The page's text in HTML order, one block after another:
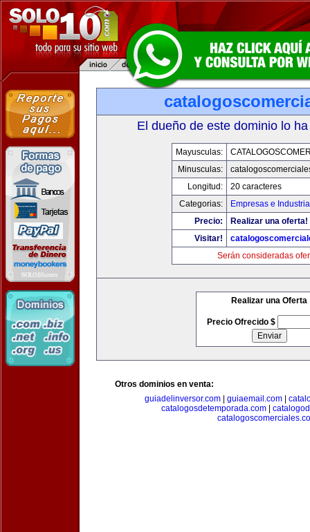
El dueño de este dominio lo
Mayusculas:
Minusculas:
Longitud:
20 caracteres
Categorias:
Empresas e
Precio:
Realizar una oferta!
Visitar!
Serán consideradas
Realizar una Oferta
Precio Ofrecido $
Otros dominios en venta:
guiadelinversor.com| guiaemail.com|
catalogosdetemporada.com|